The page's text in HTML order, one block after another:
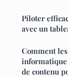
Piloter
avec un
Comment
de contenu